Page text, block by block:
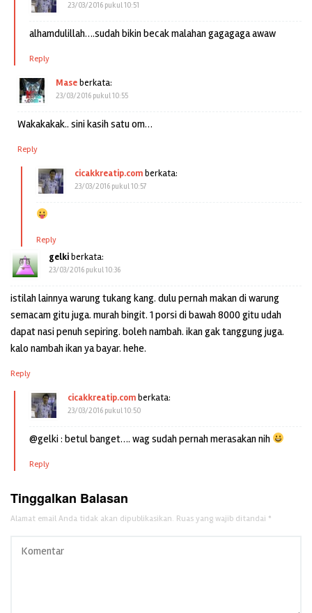
23/03/2016 pukul 10:51
alhamdulillah….sudah bikin becak malahan gagagaga awaw
Reply
Maseberkata:
23/03/2016 pukul 10:55
Wakakakak.. sini kasih satu om…
Reply
cicakkreatip.comberkata:
23/03/2016 pukul 10:57
Reply
gelkiberkata:
23/03/2016 pukul 10:36
istilah lainnya warung tukang kang. dulu pernah makan di warung
semacam gitu juga. murah bingit. 1 porsi di bawah 8000 gitu udah
dapat nasi penuh sepiring. boleh nambah. ikan gak tanggung juga.
kalo nambah ikan ya bayar. hehe.
Reply
cicakkreatip.comberkata:
23/03/2016 pukul 10:50
@gelki : betul banget…. wag sudah pernah merasakan nih
Reply
Tinggalkan Balasan
Alamat email Anda tidak akan dipublikasikan. Ruas yang wajib ditandai *